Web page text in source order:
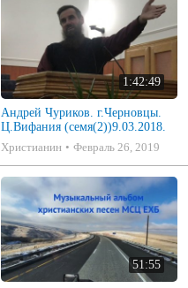
1:42:49
Андрей Чуриков. г.Черновцы.
Ц.Вифания (семя(2))9.03.2018.
Христианин
Февраль 26, 2019
51:55